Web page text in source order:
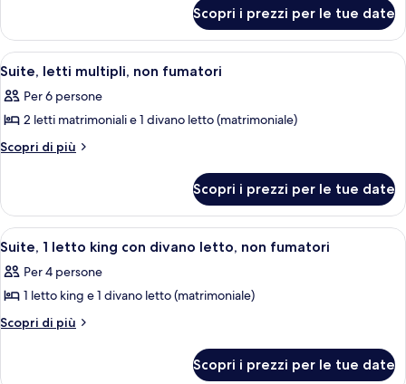
multipli,
non
fumatori
letti
multipli,
non
Scopri i prezzi per le tue date
Apri
tutte
le
foto
per
multipli,
non
fumatori
Una camera d'hotel moderna con
3
Suite, letti multipli, non fumatori
Per 6 persone
2 letti matrimoniali e 1 divano letto (matrimoniale)
Scopri di più
Altri
letti
multipli,
non
Scopri i prezzi per le tue date
Apri
tutte
le
foto
per
Una camera d'albergo con un letto,
4
Suite, 1 letto king con divano letto, non fumatori
Per 4 persone
1 letto king e 1 divano letto (matrimoniale)
Scopri di più
Altri
Scopri i prezzi per le tue date